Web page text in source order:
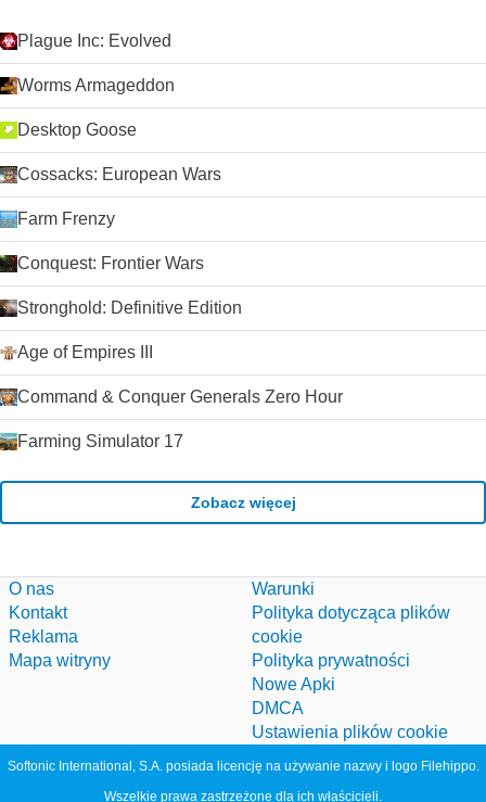
Plague Inc: Evolved
Worms Armageddon
Desktop Goose
Cossacks: European Wars
Farm Frenzy
Conquest: Frontier Wars
Stronghold: Definitive Edition
Age of Empires III
Command & Conquer Generals Zero Hour
Farming Simulator 17
Zobacz więcej
O nas
Kontakt
Reklama
Mapa witryny
Warunki
Polityka dotycząca plików
cookie
Polityka prywatności
Nowe Apki
DMCA
Ustawienia plików cookie
Softonic International, S.A. posiada licencję na używanie nazwy i logo Filehippo.
Wszelkie prawa zastrzeżone dla ich właścicieli.